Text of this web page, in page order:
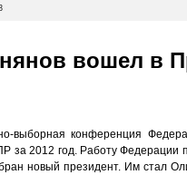
вошел в
выборная конференция
за 2012 год. Работу Федерации
новый президент. Им стал